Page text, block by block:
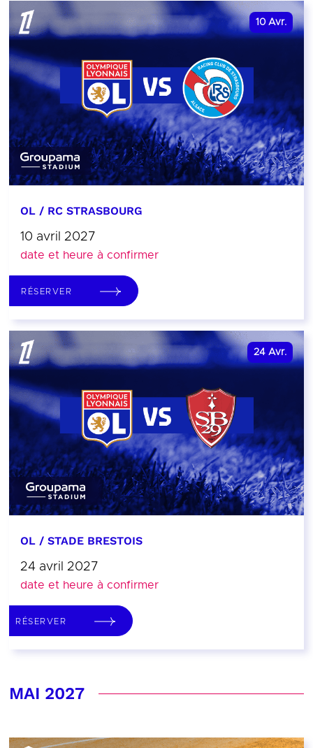
10 Avr.
OL / RC STRASBOURG
10 avril 2027
date et heure à confirmer
RÉSERVER
24 Avr.
OL / STADE BRESTOIS
24 avril 2027
date et heure à confirmer
RÉSERVER
MAI 2027